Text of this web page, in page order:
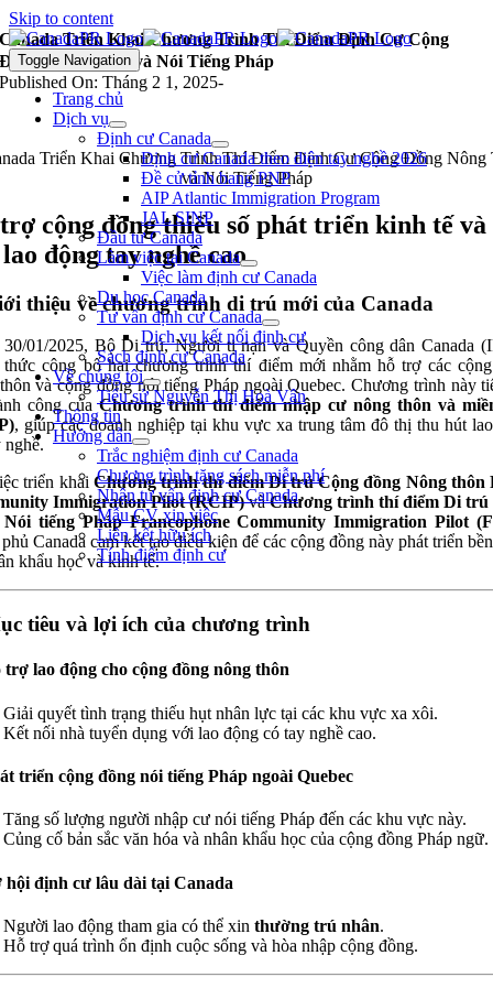
Skip to content
Toggle Navigation
Trang chủ
Dịch vụ
Định cư Canada
Định cư Canada theo diện tay nghề 2026
Đề cử tỉnh bang PNP
AIP Atlantic Immigration Program
JAL SINP
Đầu tư Canada
Làm việc tại Canada
Việc làm định cư Canada
Du học Canada
Tư vấn định cư Canada
Dịch vụ kết nối định cư
Sách định cư Canada
Về chúng tôi
Tiểu sử Nguyễn Thị Hoà Vân
Thông tin
Hướng dẫn
Trắc nghiệm định cư Canada
Chương trình tặng sách miễn phí
Nhận tư vấn định cư Canada
Mẫu CV xin việc
Liên kết hữu ích
Tính điểm định cư
Canada Triển Khai Chương Trình Thí Điểm Định Cư Cộng
Đồng Nông Thôn và Nói Tiếng Pháp
Published On: Tháng 2 1, 2025-
cộng đồng thiểu số phát triển kinh tế
động tay nghề cao
thiệu về chương trình di trú mới của Canada
01/2025, Bộ Di trú, Người tị nạn và Quyền công dân Canada
thức công bố hai chương trình thí điểm mới nhằm hỗ trợ các
và cộng đồng nói tiếng Pháp ngoài Quebec. Chương trình này
công củaChương trình thí điểm nhập cư nông thôn và
, giúp các doanh nghiệp tại khu vực xa trung tâm đô thị thu hút
nghề.
triển khai Chương trình thí điểm Di trú Cộng đồng Nông thôn
Immigration Pilot (RCIP)vàChương trình thí điểm Di trú
Nói tiếng Pháp Francophone Community Immigration Pilot
Canada cam kết tạo điều kiện để các cộng đồng này phát triển
khẩu học và kinh tế.
tiêu và lợi ích của chương trình
trợ lao động cho cộng đồng nông thôn
Giải quyết tình trạng thiếu hụt nhân lực tại các khu vực xa xôi.
Kết nối nhà tuyển dụng với lao động có tay nghề cao.
triển cộng đồng nói tiếng Pháp ngoài Quebec
Tăng số lượng người nhập cư nói tiếng Pháp đến các khu vực này.
Củng cố bản sắc văn hóa và nhân khẩu học của cộng đồng Pháp ngữ.
hội định cư lâu dài tại Canada
Người lao động tham gia có thể xin thường trú nhân.
Hỗ trợ quá trình ổn định cuộc sống và hòa nhập cộng đồng.